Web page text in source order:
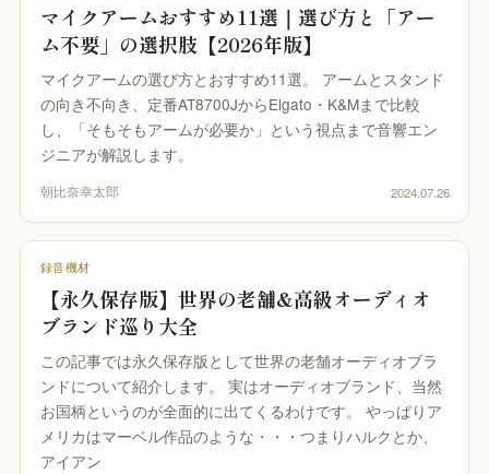
マイクアームおすすめ11選｜選び方と「アー
ム不要」の選択肢【2026年版】
マイクアームの選び方とおすすめ11選。 アームとスタンド
の向き不向き、定番AT8700JからElgato・K&Mまで比較
し、「そもそもアームが必要か」という視点まで音響エン
ジニアが解説します。
朝比奈幸太郎 2024.07.26
録音機材
【永久保存版】世界の老舗&高級オーディオ
ブランド巡り大全
この記事では永久保存版として世界の老舗オーディオブラ
ンドについて紹介します。 実はオーディオブランド、当然
お国柄というのが全面的に出てくるわけです。 やっぱりア
メリカはマーベル作品のような・・・つまりハルクとか、
アイアン